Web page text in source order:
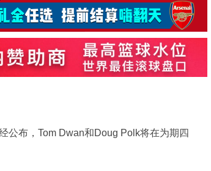
公布，Tom Dwan和Doug Polk将在为期四